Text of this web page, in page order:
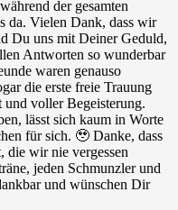
der gesamten
da. Vielen Dank, dass wir
Du uns mit Deiner Geduld,
Antworten so wunderbar
waren genauso
die erste freie Trauung
voller Begeisterung.
lässt sich kaum in Worte
für sich. 🥹 Danke, dass
die wir nie vergessen
jeden Schmunzler und
und wünschen Dir